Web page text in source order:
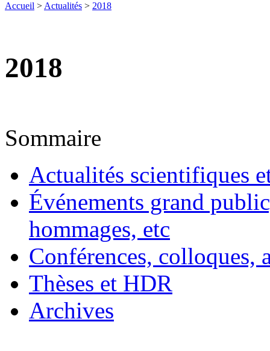
Accueil > Actualités > 2018
2018
Sommaire
Actualités scientifiques
Événements grand
hommages, etc
Conférences,
Thèses et HDR
Archives